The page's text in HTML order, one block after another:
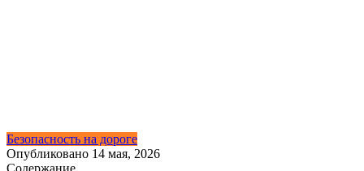
Безопасность на дороге
Опубликовано 14 мая, 2026
Содержание